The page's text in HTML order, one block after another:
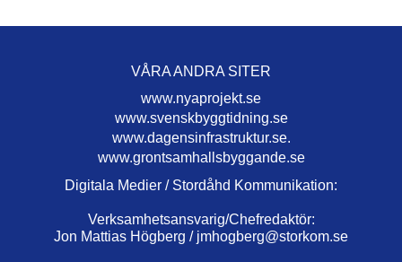
VÅRA ANDRA SITER
www.nyaprojekt.se
www.svenskbyggtidning.se
www.dagensinfrastruktur.se.
www.grontsamhallsbyggande.se
Digitala Medier / Stordåhd Kommunikation:
Verksamhetsansvarig/Chefredaktör:
Jon Mattias Högberg / jmhogberg@storkom.se